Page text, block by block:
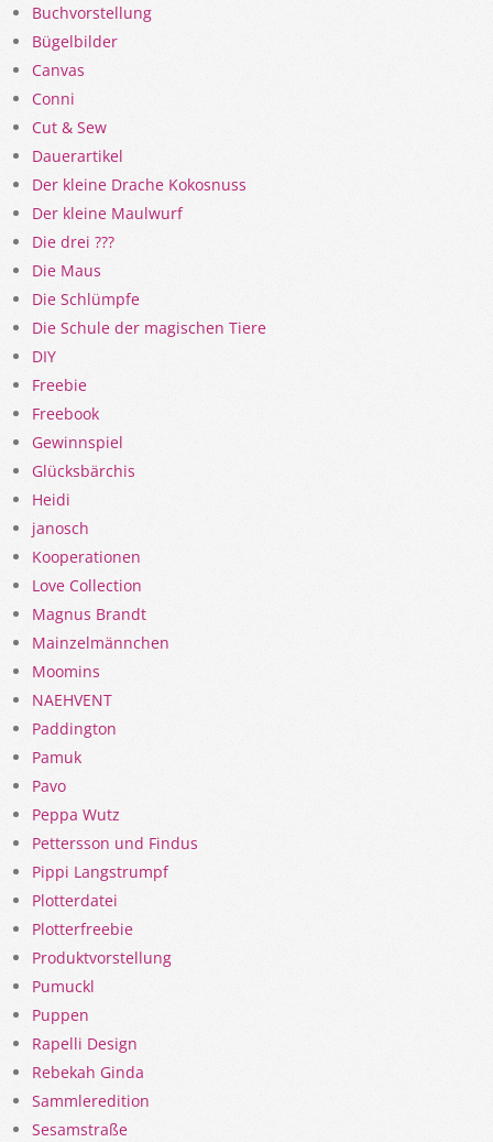
Buchvorstellung
Bügelbilder
Canvas
Conni
Cut & Sew
Dauerartikel
Der kleine Drache Kokosnuss
Der kleine Maulwurf
Die drei ???
Die Maus
Die Schlümpfe
Die Schule der magischen Tiere
DIY
Freebie
Freebook
Gewinnspiel
Glücksbärchis
Heidi
janosch
Kooperationen
Love Collection
Magnus Brandt
Mainzelmännchen
Moomins
NAEHVENT
Paddington
Pamuk
Pavo
Peppa Wutz
Pettersson und Findus
Pippi Langstrumpf
Plotterdatei
Plotterfreebie
Produktvorstellung
Pumuckl
Puppen
Rapelli Design
Rebekah Ginda
Sammleredition
Sesamstraße